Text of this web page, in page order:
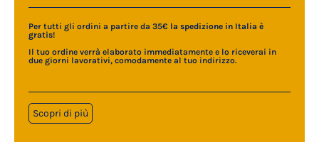
Per tutti gli ordini a partire da 35€ la spedizione in Italia è
gratis!
Il tuo ordine verrà elaborato immediatamente e lo riceverai in
due giorni lavorativi, comodamente al tuo indirizzo.
Scopri di più